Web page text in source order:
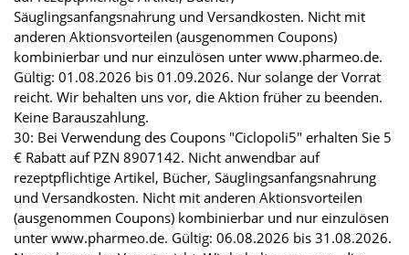
Säuglingsanfangsnahrung und Versandkosten. Nicht mit
anderen Aktionsvorteilen (ausgenommen Coupons)
kombinierbar und nur einzulösen unter www.pharmeo.de.
Gültig: 01.08.2026 bis 01.09.2026. Nur solange der Vorrat
reicht. Wir behalten uns vor, die Aktion früher zu beenden.
Keine Barauszahlung.
30: Bei Verwendung des Coupons "Ciclopoli5" erhalten Sie 5
€ Rabatt auf PZN 8907142. Nicht anwendbar auf
rezeptpflichtige Artikel, Bücher, Säuglingsanfangsnahrung
und Versandkosten. Nicht mit anderen Aktionsvorteilen
(ausgenommen Coupons) kombinierbar und nur einzulösen
unter www.pharmeo.de. Gültig: 06.08.2026 bis 31.08.2026.